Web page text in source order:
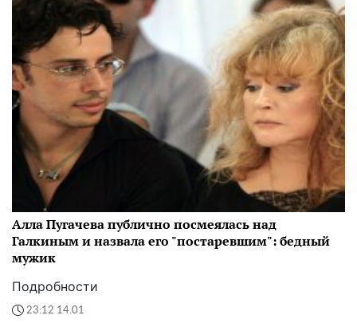
Алла Пугачева публично посмеялась над
Галкиным и назвала его "постаревшим": бедный
мужик
Подробности
23:12 14.01